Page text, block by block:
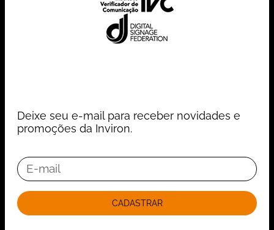
Deixe seu e-mail para receber novidades e
promoções da Inviron.
CADASTRAR